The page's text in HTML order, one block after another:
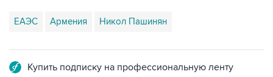
ЕАЭС Армения Никол Пашинян
Купить подписку на профессиональную ленту